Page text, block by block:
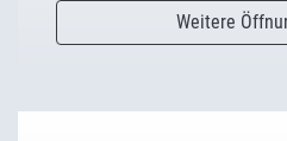
Weitere